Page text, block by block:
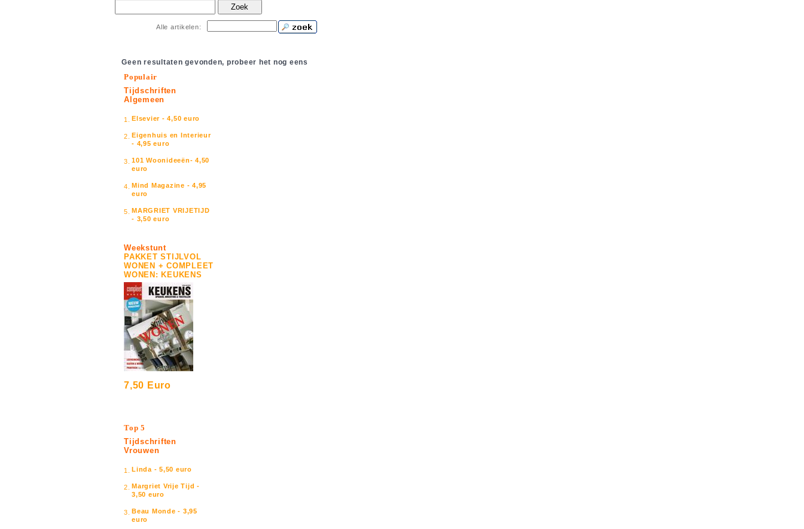
Zoek
Alle artikelen:
Geen resultaten gevonden, probeer het nog eens
Populair
Tijdschriften
Algemeen
1. Elsevier - 4,50 euro
2. Eigenhuis en Interieur
- 4,95 euro
3. 101 Woonideeën- 4,50
euro
4. Mind Magazine - 4,95
euro
5. MARGRIET VRIJETIJD
- 3,50 euro
Weekstunt
PAKKET STIJLVOL
WONEN + COMPLEET
WONEN: KEUKENS
7,50 Euro
Top 5
Tijdschriften
Vrouwen
1. Linda - 5,50 euro
2. Margriet Vrije Tijd -
3,50 euro
3. Beau Monde - 3,95
euro